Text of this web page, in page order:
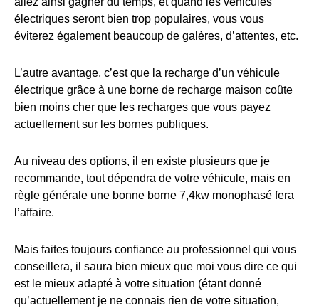
électriques seront bien trop populaires, vous vous
éviterez également beaucoup de galères, d’attentes, etc.
L’autre avantage, c’est que la recharge d’un véhicule
électrique grâce à une borne de recharge maison coûte
bien moins cher que les recharges que vous payez
actuellement sur les bornes publiques.
Au niveau des options, il en existe plusieurs que je
recommande, tout dépendra de votre véhicule, mais en
règle générale une bonne borne 7,4kw monophasé fera
l’affaire.
Mais faites toujours confiance au professionnel qui vous
conseillera, il saura bien mieux que moi vous dire ce qui
est le mieux adapté à votre situation (étant donné
qu’actuellement je ne connais rien de votre situation,